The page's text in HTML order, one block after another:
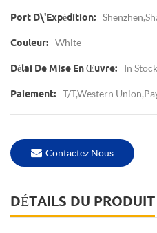
Port D\'expédition:
Couleur: White
Délai De Mise En Œuvre: In Stock
Paiement: T/T,Western
Contactez Nous
DÉTAILS DU PRODUIT